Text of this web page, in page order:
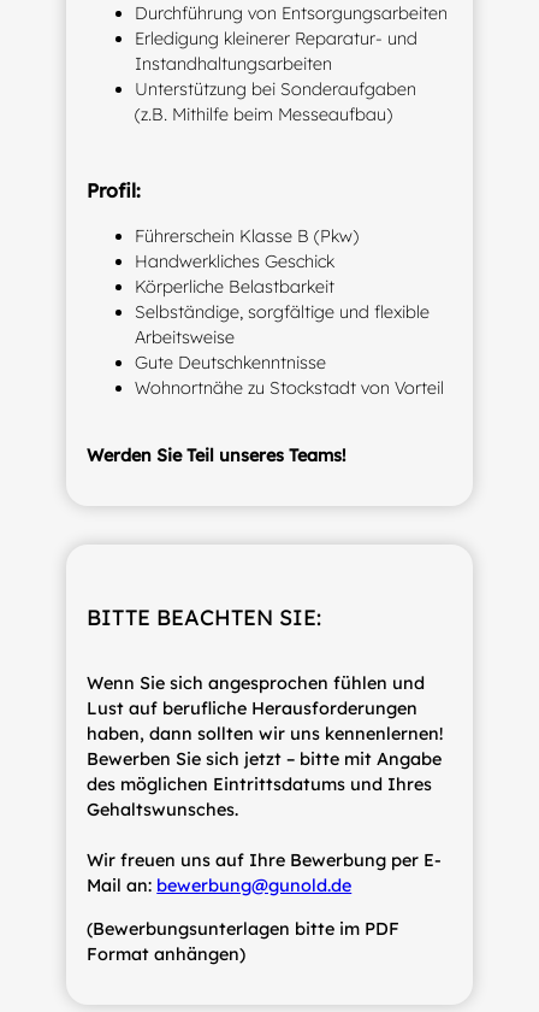
Durchführung von Entsorgungsarbeiten
Erledigung kleinerer Reparatur- und
Instandhaltungsarbeiten
Unterstützung bei Sonderaufgaben
(z.B. Mithilfe beim Messeaufbau)
Profil:
Führerschein Klasse B (Pkw)
Handwerkliches Geschick
Körperliche Belastbarkeit
Selbständige, sorgfältige und flexible
Arbeitsweise
Gute Deutschkenntnisse
Wohnortnähe zu Stockstadt von Vorteil
Werden Sie Teil unseres Teams!
BITTE BEACHTEN SIE:
Wenn Sie sich angesprochen fühlen und
Lust auf berufliche Herausforderungen
haben, dann sollten wir uns kennenlernen!
Bewerben Sie sich jetzt – bitte mit Angabe
des möglichen Eintrittsdatums und Ihres
Gehaltswunsches.
Wir freuen uns auf Ihre Bewerbung per E-
Mail an: bewerbung@gunold.de
(Bewerbungsunterlagen bitte im PDF
Format anhängen)